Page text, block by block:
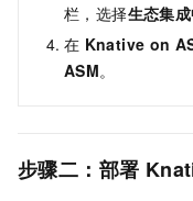
栏，选择生态集
在 Knative on
ASM。
步骤二：部署